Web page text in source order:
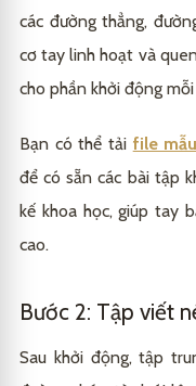
các đường thẳng,
cơ tay linh hoạt và
cho phần khởi động
Bạn có thể tải file
để có sẵn các bài tập
kế khoa học, giúp tay
cao.
Bước 2: Tập viết
Sau khởi động, tập